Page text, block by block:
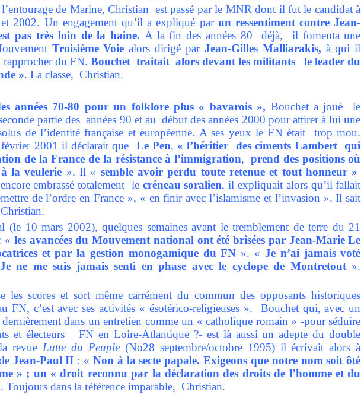
l’entourage de Marine, Christian est passé par le MNR dont il fut le candidat à
2002. Un engagement qu’il a expliqué par un ressentiment contre Jean-
pas très loin de la haine. A la fin des années 80 déjà, il fomenta une
Troisième Voie alors dirigé par Jean-Gilles Malliarakis, à qui il
du FN. Bouchet traitait alors devant les militants le leader du
». La classe, Christian.
années 70-80 pour un folklore plus « bavarois », Bouchet a joué le
partie des années 90 et au début des années 2000 pour attirer à lui une
de l’identité française et européenne. A ses yeux le FN était trop mou.
2001 il déclarait que Le Pen, « l’héritier des ciments Lambert qui
de la France de la résistance à l’immigration,prend des positions où
la veulerie ». Il « semble avoir perdu toute retenue et tout honneur »
embrassé totalement le créneau soralien, il expliquait alors qu’il fallait
de l’ordre en France », « en finir avec l’islamisme et l’invasion ». Il sait
10 mars 2002), quelques semaines avant le tremblement de terre du 21
« les avancées du Mouvement national ont été brisées par Jean-Marie Le
et par la gestion monogamique du FN ». « Je n’ai jamais voté
ne me suis jamais senti en phase avec le cyclope de Montretout».
les scores et sort même carrément du commun des opposants historiques
FN, c’est avec ses activités « ésotérico-religieuses ». Bouchet qui, avec un
dans un entretien comme un « catholique romain » -pour séduire
et électeurs FN en Loire-Atlantique ?- est là aussi un adepte du double
revue Lutte du Peuple(No28 septembre/octobre 1995) il écrivait alors à
Jean-Paul II : « Non à la secte papale. Exigeons que notre nom soit ôté
» ; un « droit reconnu par la déclaration des droits de l’homme et du
Toujours dans la référence imparable, Christian.